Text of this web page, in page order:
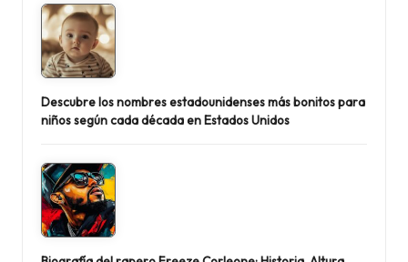
Descubre los nombres estadounidenses más bonitos para
niños según cada década en Estados Unidos